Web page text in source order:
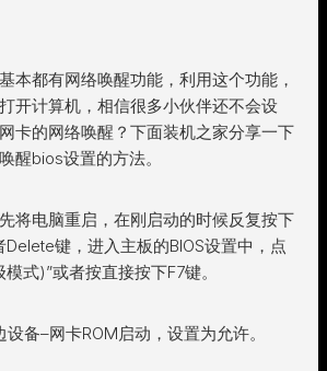
本都有网络唤醒功能，利用这个功能，
开计算机，相信很多小伙伴还不会设
卡的网络唤醒？下面装机之家分享一下
醒bios设置的方法。
将电脑重启，在刚启动的时候反复按下
键，进入主板的BIOS设置中，点
式)”或者按直接按下F7键。
备–网卡ROM启动，设置为允许。